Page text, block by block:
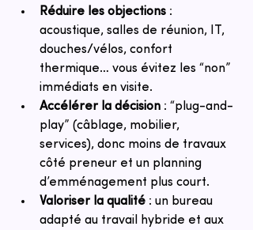
Réduire les objections :
acoustique, salles de réunion, IT,
douches/vélos, confort
thermique… vous évitez les “non”
immédiats en visite.
Accélérer la décision : “plug-and-
play” (câblage, mobilier,
services), donc moins de travaux
côté preneur et un planning
d’emménagement plus court.
Valoriser la qualité : un bureau
adapté au travail hybride et aux